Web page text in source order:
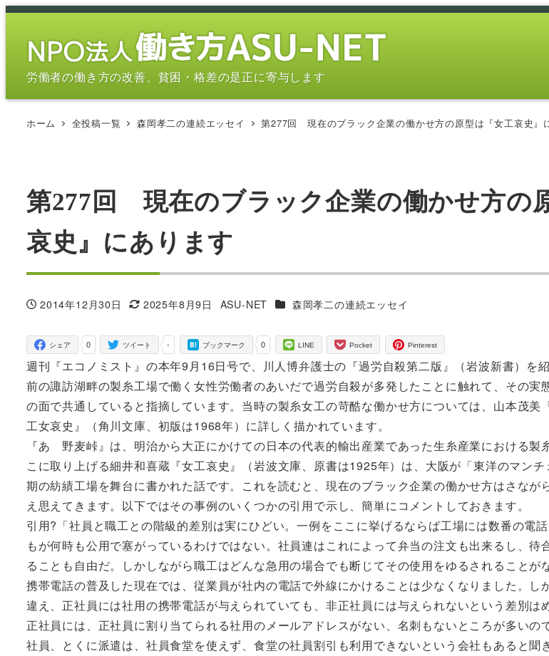
メ
労働者の働き方の改善、貧困・格差の是正に寄与します
ホーム 全投稿一覧 森岡孝二の連続エッセイ 第277回 現在のブラック企業の働かせ方の原型は『女工哀史』
第277回 現在のブラック企業の働かせ方の
哀史』にあります
投稿日
2014年12月30日
更新日
2025年8月9日
著
ASU-NET カテゴリー
森岡孝二の連続エッセイ
0
シェア -
ツイート 0
ブックマーク LINE Pocket Pinterest
週刊『エコノミスト』の本年9月16日号で、川人博弁護士の『過労自殺第二版』（岩波新書）を
前の諏訪湖畔の製糸工場で働く女性労働者のあいだで過労自殺が多発したことに触れて、その実
の面で共通していると指摘しています。当時の製糸女工の苛酷な働かせ方については、山本茂
工女哀史』（角川文庫、初版は1968年）に詳しく描かれています。
『あゝ野麦峠』は、明治から大正にかけての日本の代表的輸出産業であった生糸産業における製
こに取り上げる細井和喜蔵『女工哀史』（岩波文庫、原書は1925年）は、大阪が「東洋のマン
期の紡績工場を舞台に書かれた話です。これを読むと、現在のブラック企業の働かせ方はさなが
え思えてきます。以下ではその事例のいくつかの引用で示し、簡単にコメントしておきます。
引用?「社員と職工との階級的差別は実にひどい。一例をここに挙げるならば工場には数番の電
もが何時も公用で塞がっているわけではない。社員連はこれによって弁当の注文も出来るし、待
ることも自由だ。しかしながら職工はどんな急用の場合でも断じてその使用をゆるされることが
携帯電話の普及した現在では、従業員が社内の電話で外線にかけることは少なくなりました。し
違え、正社員には社用の携帯電話が与えられていても、非正社員には与えられないという差別は
正社員には、正社員に割り当てられる社用のメールアドレスがない、名刺もないところが多いの
社員、とくに派遣は、社員食堂を使えず、食堂の社員割引も利用できないという会社もあると聞